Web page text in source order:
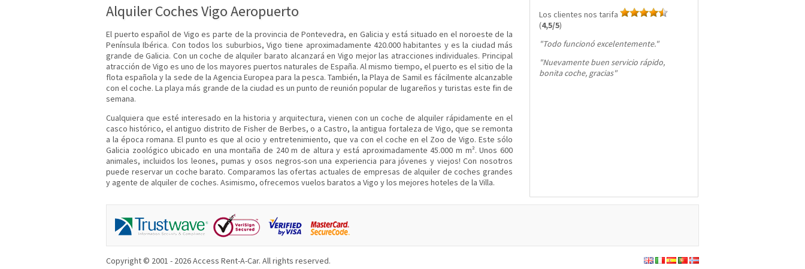
Alquiler Coches Vigo Aeropuerto
El puerto español de Vigo es parte de la provincia de Pontevedra, en Galicia y está situado en el noroeste de la
Península Ibérica. Con todos los suburbios, Vigo tiene aproximadamente 420.000 habitantes y es la ciudad más
grande de Galicia. Con un coche de alquiler barato alcanzará en Vigo mejor las atracciones individuales. Principal
atracción de Vigo es uno de los mayores puertos naturales de España. Al mismo tiempo, el puerto es el sitio de la
flota española y la sede de la Agencia Europea para la pesca. También, la Playa de Samil es fácilmente alcanzable
con el coche. La playa más grande de la ciudad es un punto de reunión popular de lugareños y turistas este fin de
semana.
Cualquiera que esté interesado en la historia y arquitectura, vienen con un coche de alquiler rápidamente en el
casco histórico, el antiguo distrito de Fisher de Berbes, o a Castro, la antigua fortaleza de Vigo, que se remonta
a la época romana. El punto es que al ocio y entretenimiento, que va con el coche en el Zoo de Vigo. Este sólo
Galicia zoológico ubicado en una montaña de 240 m de altura y está aproximadamente 45.000 m m². Unos 600
animales, incluidos los leones, pumas y osos negros-son una experiencia para jóvenes y viejos! Con nosotros
puede reservar un coche barato. Comparamos las ofertas actuales de empresas de alquiler de coches grandes
y agente de alquiler de coches. Asimismo, ofrecemos vuelos baratos a Vigo y los mejores hoteles de la Villa.
Los clientes nos tarifa
(4,5/5)
"Todo funcionó excelentemente."
"Nuevamente buen servicio rápido,
bonita coche, gracias"
Copyright © 2001 - 2026 Access Rent-A-Car. All rights reserved.